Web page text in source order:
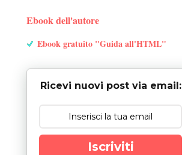
Ebook dell'autore
Ebook gratuito "Guida all'HTML"
Ricevi nuovi post via email:
Iscriviti